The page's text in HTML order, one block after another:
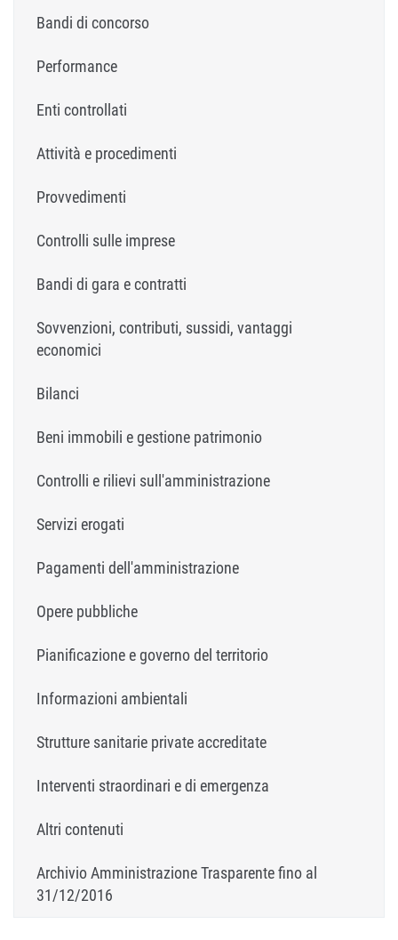
Bandi di concorso
Performance
Enti controllati
Attività e procedimenti
Provvedimenti
Controlli sulle imprese
Bandi di gara e contratti
Sovvenzioni, contributi, sussidi, vantaggi
economici
Bilanci
Beni immobili e gestione patrimonio
Controlli e rilievi sull'amministrazione
Servizi erogati
Pagamenti dell'amministrazione
Opere pubbliche
Pianificazione e governo del territorio
Informazioni ambientali
Strutture sanitarie private accreditate
Interventi straordinari e di emergenza
Altri contenuti
Archivio Amministrazione Trasparente fino al
31/12/2016